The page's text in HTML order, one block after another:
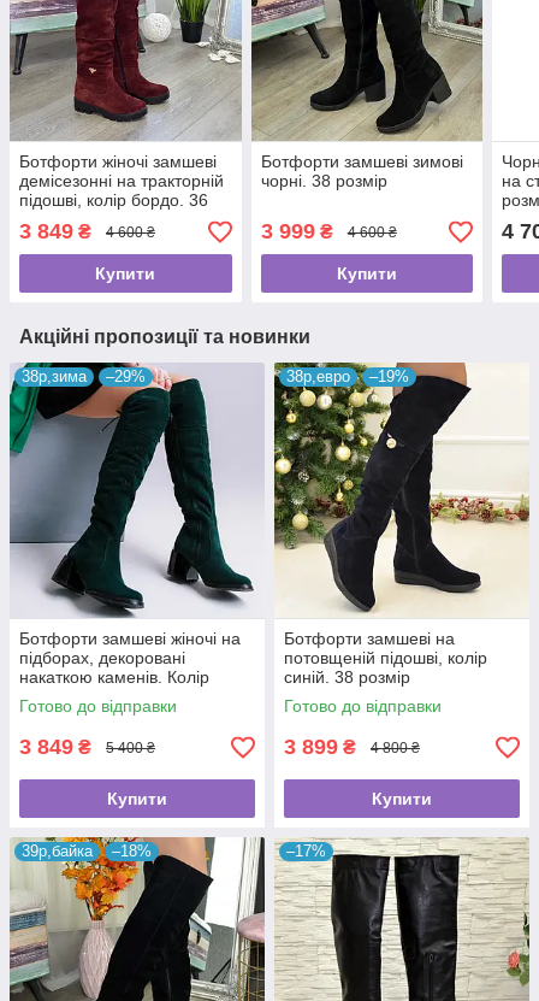
Ботфорти жіночі замшеві
демісезонні на тракторній
підошві, колір бордо. 36
розмір
3 849 ₴ 4 600 ₴
Купити
Ботфорти замшеві зимові
чорні. 38 розмір
3 999₴ 4 600 ₴
Купити
на
4
Акційні пропозиції та новинки
38р,зима –29%
Ботфорти замшеві жіночі на
підборах, декоровані
накаткою каменів. Колір
зелений. 38 розмір
Готово до відправки
3 849 ₴ 5 400 ₴
Купити
38р,евро –19%
Ботфорти замшеві на
потовщеній підошві, колір
синій. 38 розмір
Готово до відправки
3 899 ₴ 4 800 ₴
Купити
39р,байка –18% –17%